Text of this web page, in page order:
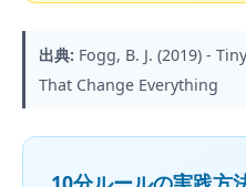
出典: Fogg, B. J. (2019) -
That Change Everything